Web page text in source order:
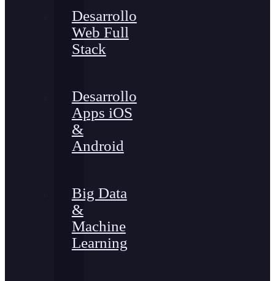
Desarrollo
Web Full
Stack
Desarrollo
Apps iOS
&
Android
Big Data
&
Machine
Learning